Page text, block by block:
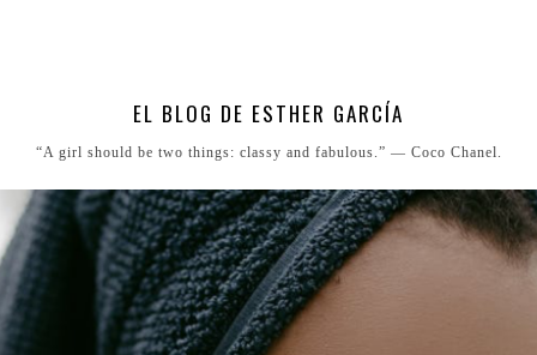
EL BLOG DE ESTHER GARCÍA
“A girl should be two things: classy and fabulous.” ― Coco Chanel.